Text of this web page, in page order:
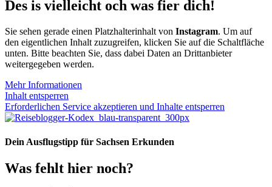
Des is vielleicht och was fier dich!
Sie sehen gerade einen Platzhalterinhalt von Instagram. Um auf
den eigentlichen Inhalt zuzugreifen, klicken Sie auf die Schaltfläche
unten. Bitte beachten Sie, dass dabei Daten an Drittanbieter
weitergegeben werden.
Mehr Informationen
Inhalt entsperren
Erforderlichen Service akzeptieren und Inhalte entsperren
Dein Ausflugstipp für Sachsen Erkunden
Was fehlt hier noch?